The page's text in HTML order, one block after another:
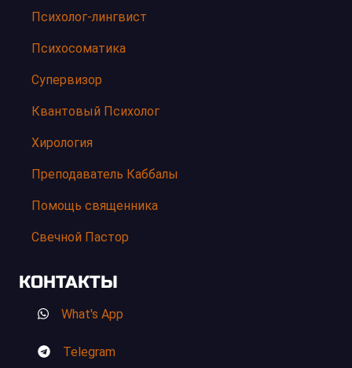
Психолог-лингвист
Психосоматика
Супервизор
Квантовый Психолог
Хирология
Преподаватель Каббалы
Помощь священника
Свечной Пастор
КОНТАКТЫ
What's App
Telegram